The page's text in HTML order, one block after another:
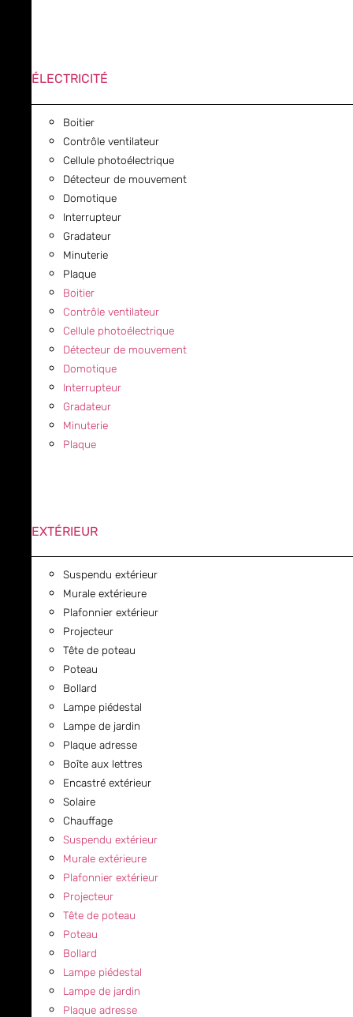
ÉLECTRICITÉ
Boitier
Contrôle ventilateur
Cellule photoélectrique
Détecteur de mouvement
Domotique
Interrupteur
Gradateur
Minuterie
Plaque
Boitier
Contrôle ventilateur
Cellule photoélectrique
Détecteur de mouvement
Domotique
Interrupteur
Gradateur
Minuterie
Plaque
EXTÉRIEUR
Suspendu extérieur
Murale extérieure
Plafonnier extérieur
Projecteur
Tête de poteau
Poteau
Bollard
Lampe piédestal
Lampe de jardin
Plaque adresse
Boîte aux lettres
Encastré extérieur
Solaire
Chauffage
Suspendu extérieur
Murale extérieure
Plafonnier extérieur
Projecteur
Tête de poteau
Poteau
Bollard
Lampe piédestal
Lampe de jardin
Plaque adresse